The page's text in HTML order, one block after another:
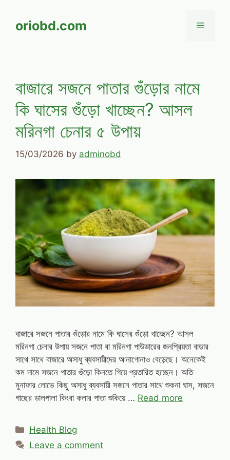
contentoriobd.com Menu
বাজারে সজনে পাতার গুঁড়োর নামে
কি ঘাসের গুঁড়ো খাচ্ছেন? আসল
মরিনগা চেনার ৫ উপায়
15/03/2026 by adminobd
বাজারে সজনে পাতার গুঁড়োর নামে কি ঘাসের গুঁড়ো খাচ্ছেন? আসল
মরিনগা চেনার উপায় সজনে পাতা বা মরিনগা পাউডারের জনপ্রিয়তা বাড়ার
সাথে সাথে বাজারে অসাধু ব্যবসায়ীদের আনাগোনাও বেড়েছে। অনেকেই
কম দামে সজনে পাতার গুঁড়ো কিনতে গিয়ে প্রতারিত হচ্ছেন। অতি
মুনাফার লোভে কিছু অসাধু ব্যবসায়ী সজনে পাতার সাথে শুকনা ঘাস, সজনে
গাছের ডালপালা কিংবা কলার পাতা শুকিয়ে … Read more
Categories
Health Blog
Leave a comment